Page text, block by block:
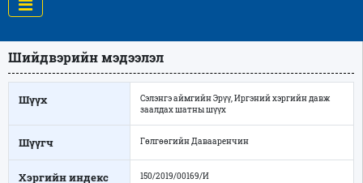
Шийдвэрийн мэдээлэл
Шүүх
Сэлэнгэ аймгийн Эрүү, Иргэний хэргийн давж
заалдах шатны шүүх
Шүүгч Гөлгөөгийн Давааренчин
Хэргийн индекс 150/2019/00169/И